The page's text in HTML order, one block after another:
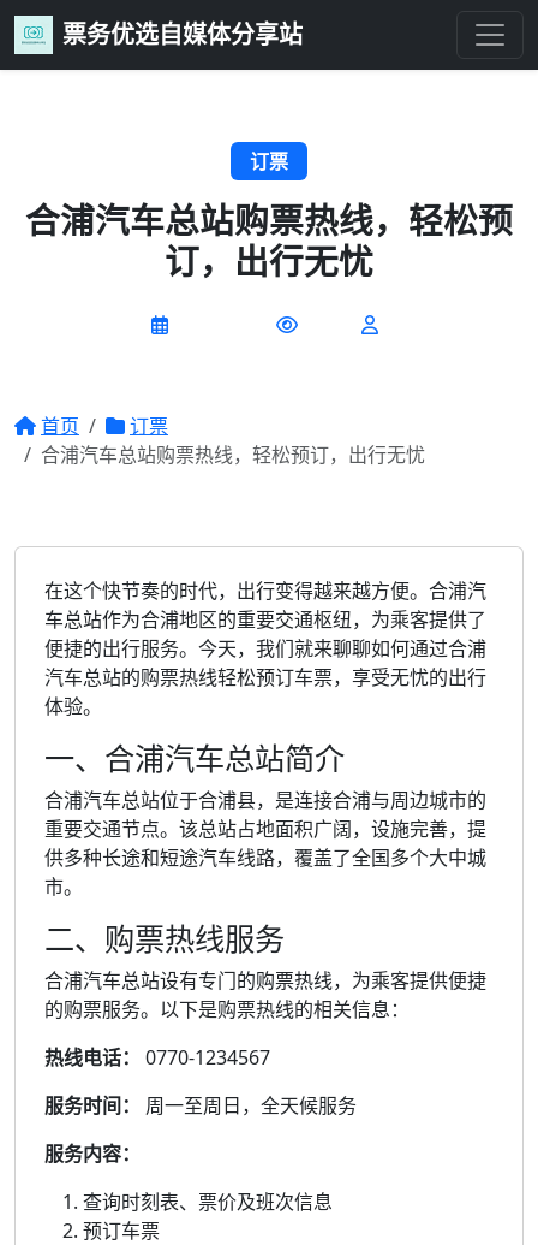
票务优选自媒体分享站
订票
合浦汽车总站购票热线，轻松预
订，出行无忧
首页
订票
合浦汽车总站购票热线，轻松预订，出行无忧
在这个快节奏的时代，出行变得越来越方便。合浦汽
车总站作为合浦地区的重要交通枢纽，为乘客提供了
便捷的出行服务。今天，我们就来聊聊如何通过合浦
汽车总站的购票热线轻松预订车票，享受无忧的出行
体验。
一、合浦汽车总站简介
合浦汽车总站位于合浦县，是连接合浦与周边城市的
重要交通节点。该总站占地面积广阔，设施完善，提
供多种长途和短途汽车线路，覆盖了全国多个大中城
市。
二、购票热线服务
合浦汽车总站设有专门的购票热线，为乘客提供便捷
的购票服务。以下是购票热线的相关信息：
热线电话：
0770-1234567
服务时间：
周一至周日，全天候服务
服务内容：
查询时刻表、票价及班次信息
预订车票